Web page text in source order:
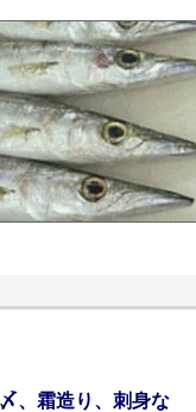
、霜造り、刺身な